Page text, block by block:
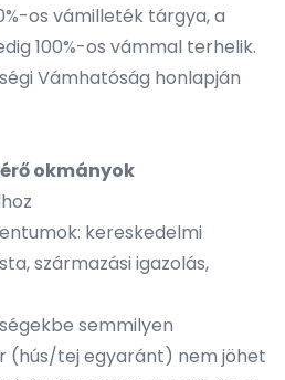
os vámilleték tárgya, a
100%-os vámmal terhelik.
Vámhatóság honlapján
okmányok
kereskedelmi
származási igazolás,
semmilyen
(hús/tej egyaránt) nem jöhet